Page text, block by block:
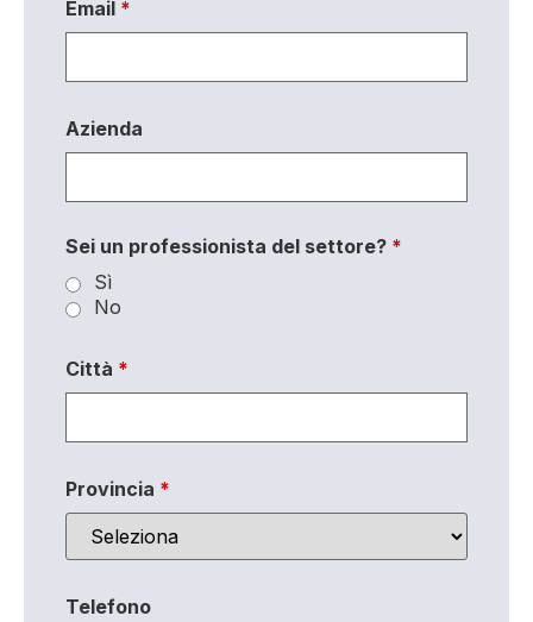
Email *
Azienda
Sei un professionista del settore? *
Sì
No
Città *
Provincia *
Telefono